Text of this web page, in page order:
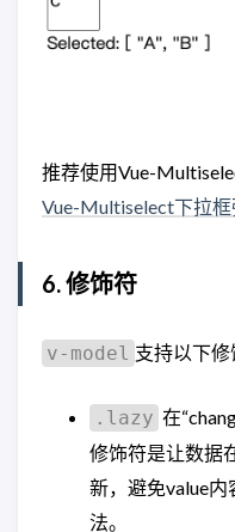
推荐使用Vue-
Vue-Multiselect下拉
6. 修饰符
v-model 支持以下修
.lazy 在
修饰符是让数据
新，避免value
法。